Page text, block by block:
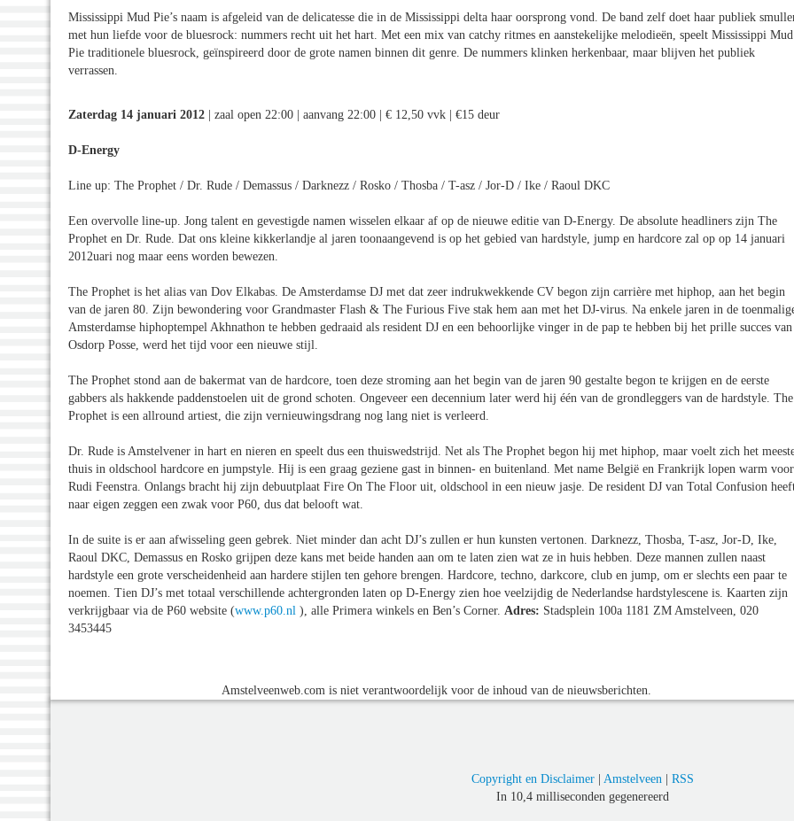
Mississippi Mud Pie’s naam is afgeleid van de delicatesse die in de Mississippi delta haar oorsprong vond. De band zelf doet haar publiek
met hun liefde voor de bluesrock: nummers recht uit het hart. Met een mix van catchy ritmes en aanstekelijke melodieën, speelt Mississippi Mud
Pie traditionele bluesrock, geïnspireerd door de grote namen binnen dit genre. De nummers klinken herkenbaar, maar blijven het publiek
verrassen.
Zaterdag 14 januari 2012 | zaal open 22:00 | aanvang 22:00 | € 12,50 vvk | €15 deur
D-Energy
Line up: The Prophet / Dr. Rude / Demassus / Darknezz / Rosko / Thosba / T-asz / Jor-D / Ike / Raoul DKC
Een overvolle line-up. Jong talent en gevestigde namen wisselen elkaar af op de nieuwe editie van D-Energy. De absolute headliners zijn The
Prophet en Dr. Rude. Dat ons kleine kikkerlandje al jaren toonaangevend is op het gebied van hardstyle, jump en hardcore zal op op 14 januari
2012uari nog maar eens worden bewezen.
The Prophet is het alias van Dov Elkabas. De Amsterdamse DJ met dat zeer indrukwekkende CV begon zijn carrière met hiphop, aan het begin
van de jaren 80. Zijn bewondering voor Grandmaster Flash & The Furious Five stak hem aan met het DJ-virus. Na enkele jaren in de
Amsterdamse hiphoptempel Akhnathon te hebben gedraaid als resident DJ en een behoorlijke vinger in de pap te hebben bij het prille succes van
Osdorp Posse, werd het tijd voor een nieuwe stijl.
The Prophet stond aan de bakermat van de hardcore, toen deze stroming aan het begin van de jaren 90 gestalte begon te krijgen en de eerste
gabbers als hakkende paddenstoelen uit de grond schoten. Ongeveer een decennium later werd hij één van de grondleggers van de hardstyle. The
Prophet is een allround artiest, die zijn vernieuwingsdrang nog lang niet is verleerd.
Dr. Rude is Amstelvener in hart en nieren en speelt dus een thuiswedstrijd. Net als The Prophet begon hij met hiphop, maar voelt zich het
thuis in oldschool hardcore en jumpstyle. Hij is een graag geziene gast in binnen- en buitenland. Met name België en Frankrijk lopen warm voor
Rudi Feenstra. Onlangs bracht hij zijn debuutplaat Fire On The Floor uit, oldschool in een nieuw jasje. De resident DJ van Total Confusion
naar eigen zeggen een zwak voor P60, dus dat belooft wat.
In de suite is er aan afwisseling geen gebrek. Niet minder dan acht DJ’s zullen er hun kunsten vertonen. Darknezz, Thosba, T-asz, Jor-D, Ike,
Raoul DKC, Demassus en Rosko grijpen deze kans met beide handen aan om te laten zien wat ze in huis hebben. Deze mannen zullen naast
hardstyle een grote verscheidenheid aan hardere stijlen ten gehore brengen. Hardcore, techno, darkcore, club en jump, om er slechts een paar te
noemen. Tien DJ’s met totaal verschillende achtergronden laten op D-Energy zien hoe veelzijdig de Nederlandse hardstylescene is. Kaarten zijn
verkrijgbaar via de P60 website (www.p60.nl ), alle Primera winkels en Ben’s Corner. Adres: Stadsplein 100a 1181 ZM Amstelveen, 020
3453445
Amstelveenweb.com is niet verantwoordelijk voor de inhoud van de nieuwsberichten.
Copyright en Disclaimer| Amstelveen | RSS
In 10,4 milliseconden gegenereerd